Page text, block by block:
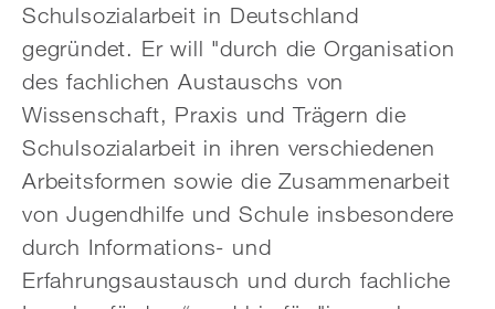
Schulsozialarbeit in Deutschland
gegründet. Er will "durch die Organisation
des fachlichen Austauschs von
Wissenschaft, Praxis und Trägern die
Schulsozialarbeit in ihren verschiedenen
Arbeitsformen sowie die Zusammenarbeit
von Jugendhilfe und Schule insbesondere
durch Informations- und
Erfahrungsaustausch und durch fachliche